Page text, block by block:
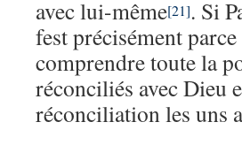
avec lui-même[21]. Si
fest précisément
comprendre toute la
réconciliés avec Dieu
réconciliation les uns